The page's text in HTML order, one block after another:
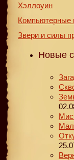
Хэллоуин
Компьютерные
Звери и силы
Новые